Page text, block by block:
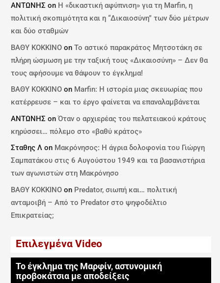
ΑΝΤΩΝΗΣ on Η «δικαστική αφύπνιση» για τη Marfin, η
πολιτική σκοπιμότητα και η “Δικαιοσύνη” των δύο μέτρων
και δύο σταθμών
ΒΑΘΥ ΚΟΚΚΙΝΟ onΤο αστικό παρακράτος Μητσοτάκη σε
πλήρη ώσμωση με την ταξική τους «Δικαιοσύνη» – Δεν θα
τους αφήσουμε να θάψουν το έγκλημα!
ΒΑΘΥ ΚΟΚΚΙΝΟ on Marfin: Η ιστορία μιας σκευωρίας που
κατέρρευσε – και το έργο φαίνεται να επαναλαμβάνεται
ΑΝΤΩΝΗΣ onΌταν ο αρχιερέας του πελατειακού κράτους
κηρύσσει… πόλεμο στο «βαθύ κράτος»
Σταθης Λ on Μακρόνησος: Η άγρια δολοφονία του Γιώργη
Σαμπατάκου στις 6 Αυγούστου 1949 και τα βασανιστήρια
των αγωνιστών στη Μακρόνησο
ΒΑΘΥ ΚΟΚΚΙΝΟ on Predator, σιωπή και… πολιτική
ανταμοιβή – Από το Predator στο ψηφοδέλτιο
Επικρατείας;
Επιλεγμένα Video
Το έγκλημα της Μαρφίν, αστυνομική
προβοκάτσια με αποδείξεις